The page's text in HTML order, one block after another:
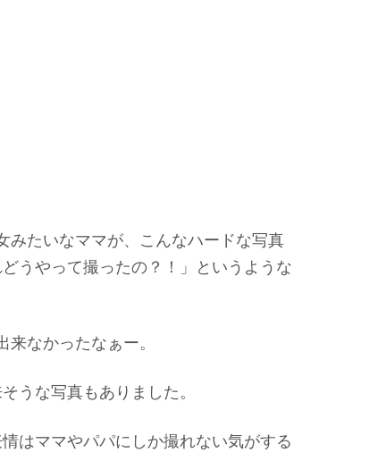
みたいなママが、こんなハードな写真
うやって撮ったの？！」というような
なかったなぁー。
うな写真もありました。
はママやパパにしか撮れない気がする